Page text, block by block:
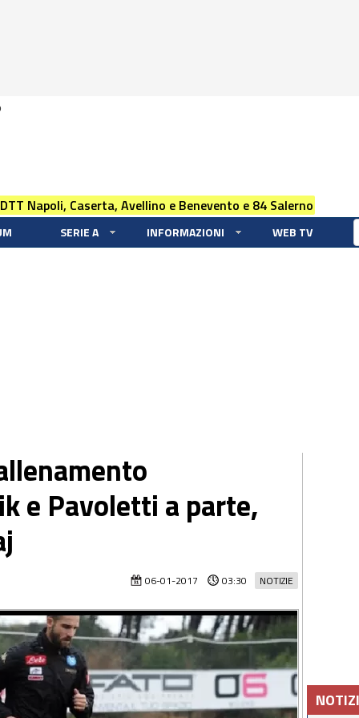
Napoli, Caserta, Avellino e Benevento e 84 Salerno
SERIE A INFORMAZIONI WEB TV
e Pavoletti a parte,
NOTIZIE
06-01-2017 03:30